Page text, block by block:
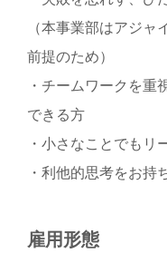
（本事業部はアジ
前提のため）
・チームワークを
できる方
・小さなことでも
・利他的思考をお持
雇用形態